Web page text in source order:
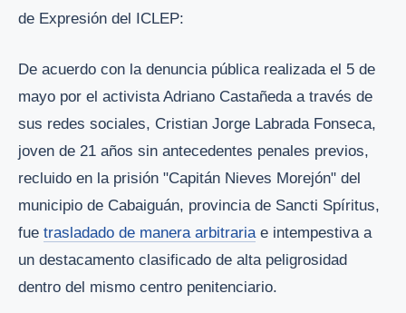
de Expresión del ICLEP:
De acuerdo con la denuncia pública realizada el 5 de
mayo por el activista Adriano Castañeda a través de
sus redes sociales, Cristian Jorge Labrada Fonseca,
joven de 21 años sin antecedentes penales previos,
recluido en la prisión "Capitán Nieves Morejón" del
municipio de Cabaiguán, provincia de Sancti Spíritus,
fue trasladado de manera arbitraria e intempestiva a
un destacamento clasificado de alta peligrosidad
dentro del mismo centro penitenciario.